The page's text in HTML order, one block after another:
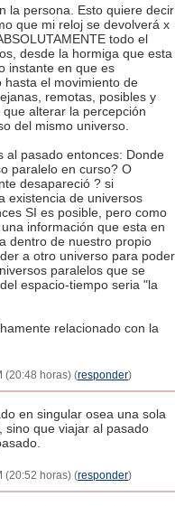
la persona. Esto quiere decir
que mi reloj se devolverá x
todo el
desde la hormiga que esta
instante en que es
hasta el movimiento de
remotas, posibles y
alterar la percepción
del mismo universo.
al pasado entonces: Donde
paralelo en curso? O
desapareció ? si
existencia de universos
SI es posible, pero como
información que esta en
dentro de nuestro propio
a otro universo para poder
paralelos que se
espacio-tiempo seria "la
relacionado con la
(20:48 horas) (responder)
en singular osea una sola
sino que viajar al pasado
(20:52 horas) (responder)